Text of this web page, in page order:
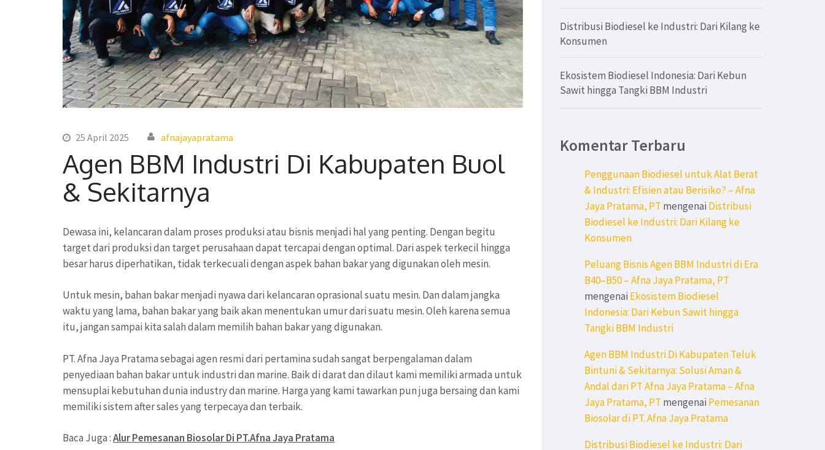
25 April 2025 afnajayapratama
Agen BBM Industri Di Kabupaten Buol
& Sekitarnya
Dewasa ini, kelancaran dalam proses produksi atau bisnis menjadi hal yang penting. Dengan begitu
target dari produksi dan target perusahaan dapat tercapai dengan optimal. Dari aspek terkecil hingga
besar harus diperhatikan, tidak terkecuali dengan aspek bahan bakar yang digunakan oleh mesin.
Untuk mesin, bahan bakar menjadi nyawa dari kelancaran oprasional suatu mesin. Dan dalam jangka
waktu yang lama, bahan bakar yang baik akan menentukan umur dari suatu mesin. Oleh karena semua
itu, jangan sampai kita salah dalam memilih bahan bakar yang digunakan.
PT. Afna Jaya Pratama sebagai agen resmi dari pertamina sudah sangat berpengalaman dalam
penyediaan bahan bakar untuk industri dan marine. Baik di darat dan dilaut kami memiliki armada untuk
mensuplai kebutuhan dunia industry dan marine. Harga yang kami tawarkan pun juga bersaing dan kami
memiliki sistem after sales yang terpecaya dan terbaik.
Baca Juga :Alur Pemesanan Biosolar Di PT.Afna Jaya Pratama
Distribusi Biodiesel ke Industri: Dari Kilang ke
Konsumen
Ekosistem Biodiesel Indonesia: Dari Kebun
Sawit hingga Tangki BBM Industri
Komentar Terbaru
Penggunaan Biodiesel untuk Alat Berat
& Industri: Efisien atau Berisiko? – Afna
Jaya Pratama, PT mengenai Distribusi
Biodiesel ke Industri: Dari Kilang ke
Konsumen
Peluang Bisnis Agen BBM Industri di Era
B40–B50 – Afna Jaya Pratama, PT
mengenai Ekosistem Biodiesel
Indonesia: Dari Kebun Sawit hingga
Tangki BBM Industri
Agen BBM Industri Di Kabupaten Teluk
Bintuni & Sekitarnya: Solusi Aman &
Andal dari PT Afna Jaya Pratama – Afna
Jaya Pratama, PT mengenai Pemesanan
Biosolar di PT. Afna Jaya Pratama
Distribusi Biodiesel ke Industri: Dari